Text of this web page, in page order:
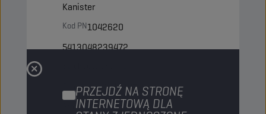
PRZEJDŹ NA STRONĘ
INTERNETOWĄ DLA
Kanister
Kod PN1042620
5413048239472
Opakowania/paleta45
Status NORMALNY